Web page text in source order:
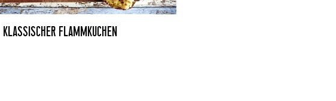
KLASSISCHER FLAMMKUCHEN